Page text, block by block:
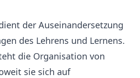
der Auseinandersetzung
des Lehrens und Lernens.
die Organisation von
sie sich auf